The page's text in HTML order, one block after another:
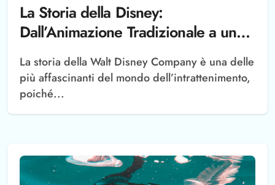
La Storia della Disney:
Dall’Animazione Tradizionale a un
Impero Multimediale
La storia della Walt Disney Company è una delle
più affascinanti del mondo dell’intrattenimento,
poiché...